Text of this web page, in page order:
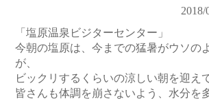
「塩原温泉ビジターセンター」
今朝の塩原は、今までの猛暑がウソの
が、
ビックリするくらいの涼しい朝を迎え
皆さんも体調を崩さないよう、水分を